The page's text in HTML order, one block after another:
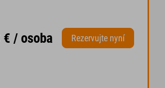
/ osoba Rezervujte nyní